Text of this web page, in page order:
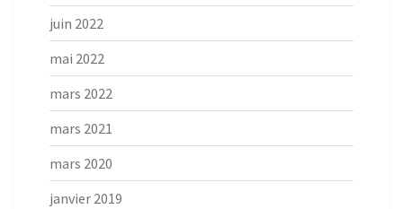
juin 2022
mai 2022
mars 2022
mars 2021
mars 2020
janvier 2019